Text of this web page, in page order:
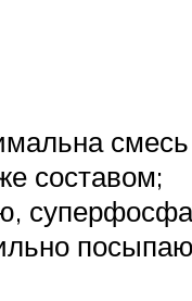
смесь
составом;